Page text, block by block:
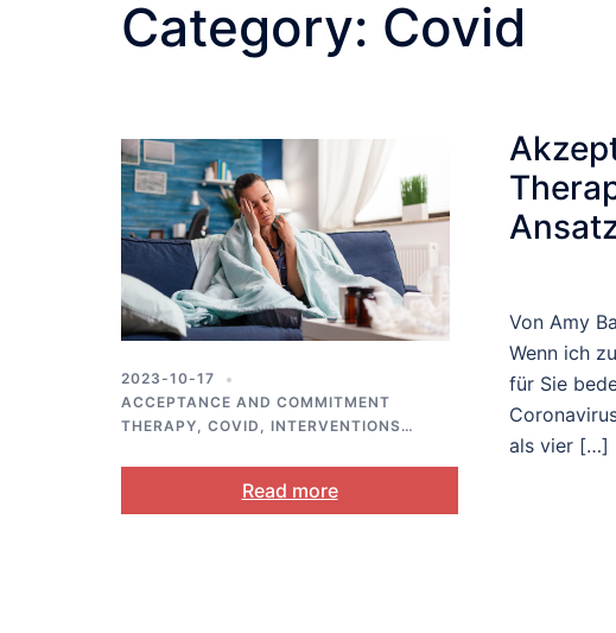
Category: Covid
2023-10-17
ACCEPTANCE AND COMMITMENT
THERAPY, COVID , INTERVENTIONS,
Von Amy
Wenn ich
für Sie
als vier […]
Read more